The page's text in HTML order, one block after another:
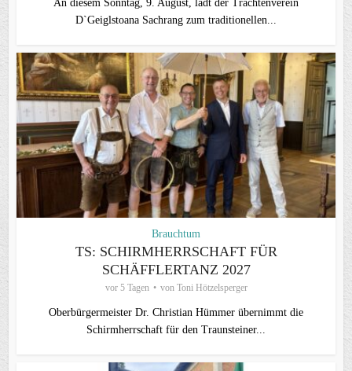
An diesem Sonntag, 9. August, lädt der Trachtenverein
D`Geiglstoana Sachrang zum traditionellen...
Brauchtum
TS: SCHIRMHERRSCHAFT FÜR
SCHÄFFLERTANZ 2027
vor 5 Tagen von Toni Hötzelsperger
Oberbürgermeister Dr. Christian Hümmer übernimmt die
Schirmherrschaft für den Traunsteiner...